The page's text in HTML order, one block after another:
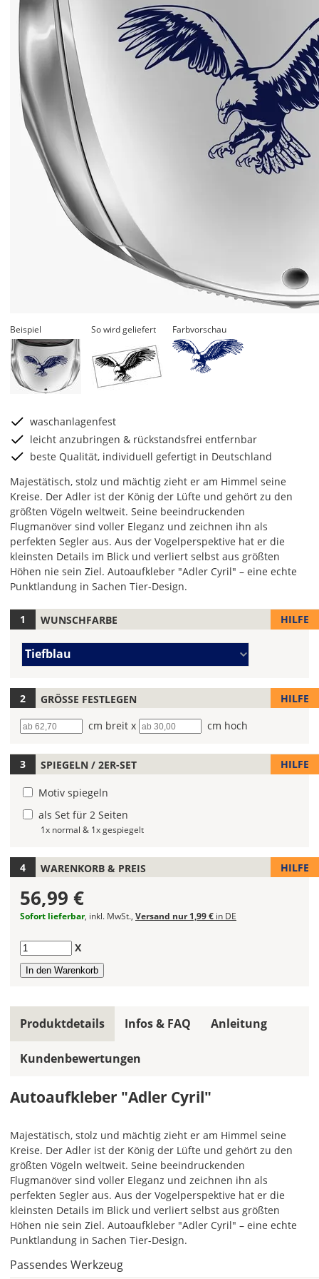
Beispiel So wird geliefert Farbvorschau
waschanlagenfest
leicht anzubringen & rückstandsfrei entfernbar
beste Qualität, individuell gefertigt in Deutschland
Majestätisch, stolz und mächtig zieht er am Himmel seine
Kreise. Der Adler ist der König der Lüfte und gehört zu den
größten Vögeln weltweit. Seine beeindruckenden
Flugmanöver sind voller Eleganz und zeichnen ihn als
perfekten Segler aus. Aus der Vogelperspektive hat er die
kleinsten Details im Blick und verliert selbst aus größten
Höhen nie sein Ziel. Autoaufkleber "Adler Cyril" – eine echte
Punktlandung in Sachen Tier-Design.
Hier
die
Deines
Autoaufklebers
fest!
Bei
mehrfarbigen
kannst
Du
frei
kombinieren.
Du
Farbfeldern
die
gleiche
wird
ein
Autoaufkleber
einfarbig.
Mit
einem
auf
das
Farbvorschau-
Bild,
öffnet
sich
die
Farbvorschau
Deiner
WUNSCHFARBE HILFE
Farbe/n
(Wert
Tiefblau
GRÖSSE FESTLEGEN HILFE
Breite cm breit x Höhe cm hoch
SPIEGELN / 2ER-SET HILFE
Motiv spiegeln
als Set für 2 Seiten
1x normal & 1x gespiegelt
WARENKORB & PREIS HILFE
56,99 €
Sofort lieferbar, inkl. MwSt., Versand nur 1,99 € in DE
Anzahl X
Produktdetails
Autoaufkleber "Adler Cyril"
Passendes Werkzeug
Majestätisch, stolz und mächtig zieht er am Himmel seine
Kreise. Der Adler ist der König der Lüfte und gehört zu den
größten Vögeln weltweit. Seine beeindruckenden
Flugmanöver sind voller Eleganz und zeichnen ihn als
perfekten Segler aus. Aus der Vogelperspektive hat er die
kleinsten Details im Blick und verliert selbst aus größten
Höhen nie sein Ziel. Autoaufkleber "Adler Cyril" – eine echte
Punktlandung in Sachen Tier-Design.
Infos & FAQ Anleitung
Kundenbewertungen